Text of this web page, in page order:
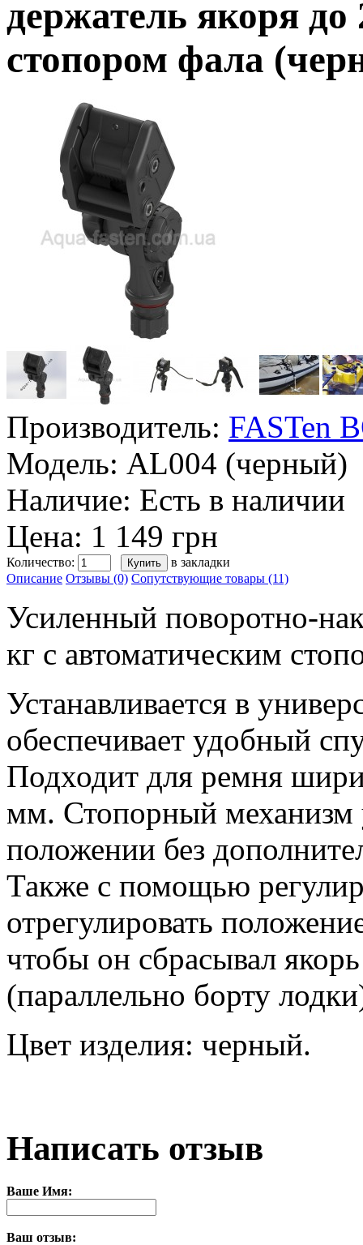
держатель якоря
стопором фала
Производитель: FASTen
Модель: AL004 (черный)
Наличие: Есть в наличии
Цена: 1 149 грн
Количество:
в закладки
Описание Отзывы (0) Сопутствующие товары (11)
Усиленный поворотно-
кг с автоматическим
Устанавливается в
обеспечивает удобный
Подходит для ремня
мм. Стопорный механизм
положении без
Также с помощью
отрегулировать
чтобы он сбрасывал
(параллельно борту
Цвет изделия: черный.
Написать отзыв
Ваше Имя:
Ваш отзыв: